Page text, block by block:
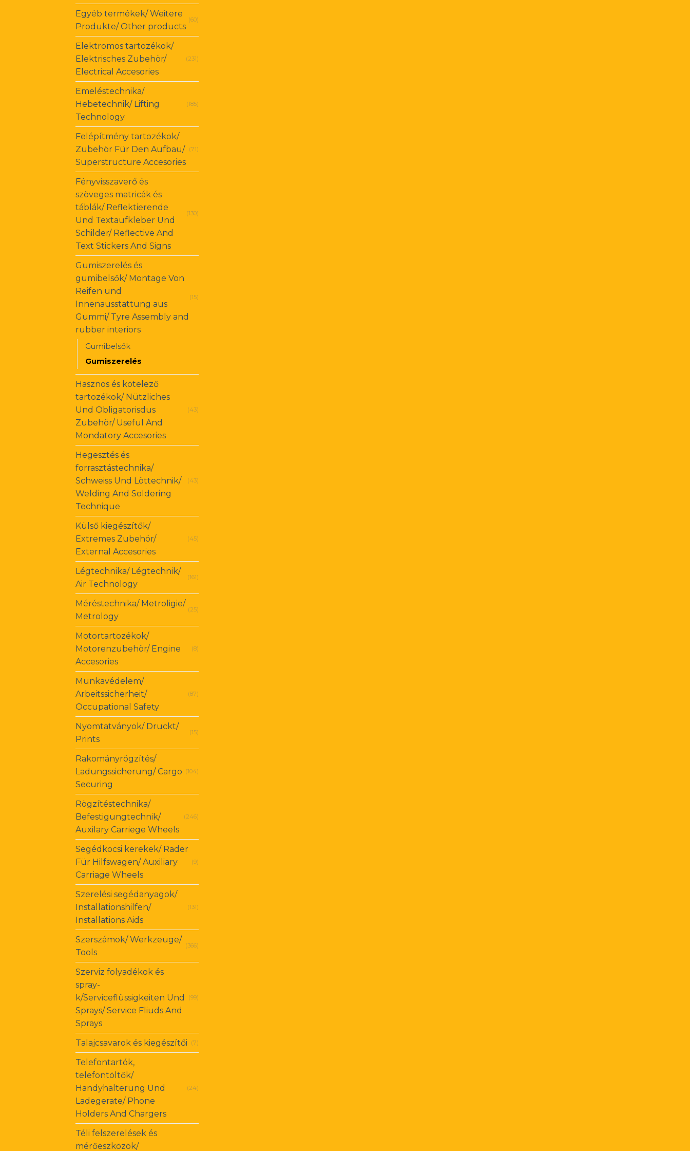
Egyéb termékek/ Weitere
Produkte/ Other products
(60)
Elektromos tartozékok/
Elektrisches Zubehör/
Electrical Accesories
(231)
Emeléstechnika/
Hebetechnik/ Lifting
Technology
(185)
Felépítmény tartozékok/
Zubehör Für Den Aufbau/
Superstructure Accesories
(71)
Fényvisszaverő és
szöveges matricák és
táblák/ Reflektierende
Und Textaufkleber Und
Schilder/ Reflective And
Text Stickers And Signs
(130)
Gumiszerelés és
gumibelsők/ Montage Von
Reifen und
Innenausstattung aus
Gummi/ Tyre Assembly and
rubber interiors
(15)
Gumibelsők
Gumiszerelés
Hasznos és kötelező
tartozékok/ Nützliches
Und Obligatorisdus
Zubehör/ Useful And
Mondatory Accesories
(43)
Hegesztés és
forrasztástechnika/
Schweiss Und Löttechnik/
Welding And Soldering
Technique
(43)
Külső kiegészítők/
Extremes Zubehör/
External Accesories
(45)
Légtechnika/ Légtechnik/
Air Technology
(161)
Méréstechnika/ Metroligie/
Metrology
(25)
Motortartozékok/
Motorenzubehör/ Engine
Accesories
(8)
Munkavédelem/
Arbeitssicherheit/
Occupational Safety
(87)
Nyomtatványok/ Druckt/
Prints
(15)
Rakományrögzítés/
Ladungssicherung/ Cargo
Securing
(104)
Rögzítéstechnika/
Befestigungtechnik/
Auxilary Carriege Wheels
(246)
Segédkocsi kerekek/ Rader
Für Hilfswagen/ Auxiliary
Carriage Wheels
(9)
Szerelési segédanyagok/
Installationshilfen/
Installations Aids
(131)
Szerszámok/ Werkzeuge/
Tools
(366)
Szerviz folyadékok és
spray-
k/Serviceflüssigkeiten Und
Sprays/ Service Fliuds And
Sprays
(99)
Talajcsavarok és kiegészítői (7)
Telefontartók,
telefontöltők/
Handyhalterung Und
Ladegerate/ Phone
Holders And Chargers
(24)
Téli felszerelések és
mérőeszközök/